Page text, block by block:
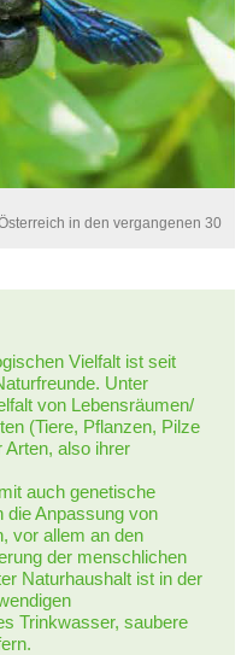
in den vergangenen 30
Vielfalt ist seit
Unter
von Lebensräumen/
(Tiere, Pflanzen, Pilze
Arten, also ihrer
auch genetische
die Anpassung von
vor allem an den
der menschlichen
Naturhaushalt ist in der
Trinkwasser, saubere